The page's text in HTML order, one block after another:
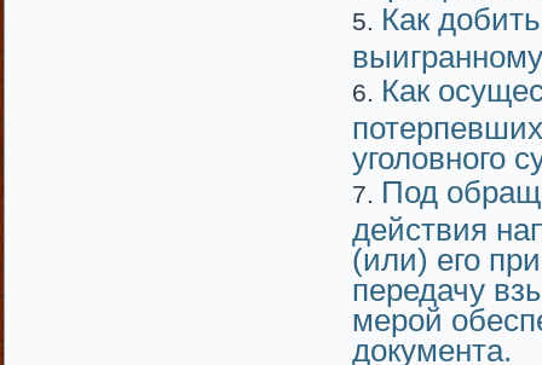
Как
Как
уголовного
Под
действия
(или) его
передачу
мерой
документа.